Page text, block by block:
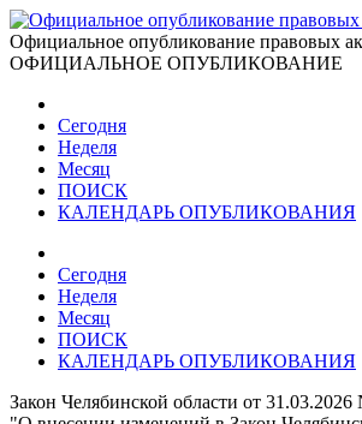
Официальное опубликование правовых
ОФИЦИАЛЬНОЕ ОПУБЛИКОВАНИЕ
Сегодня
Неделя
Месяц
ПОИСК
КАЛЕНДАРЬ ОПУБЛИКОВАНИЯ
Сегодня
Неделя
Месяц
ПОИСК
КАЛЕНДАРЬ ОПУБЛИКОВАНИЯ
Закон Челябинской области от